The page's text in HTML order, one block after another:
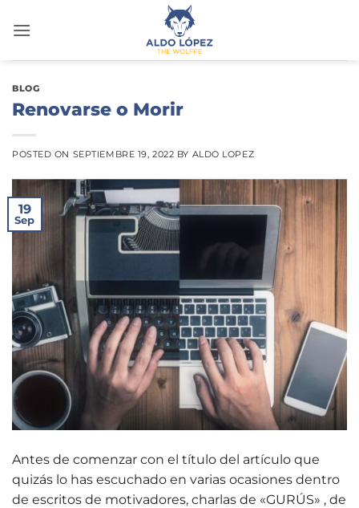
BLOG
Renovarse o Morir
POSTED ON SEPTIEMBRE 19, 2022 BY ALDO LOPEZ
19
Sep
Antes de comenzar con el título del artículo que
quizás lo has escuchado en varias ocasiones dentro
de escritos de motivadores, charlas de «GURÚS» , de